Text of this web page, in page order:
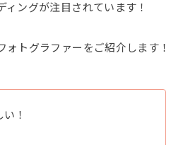
ングが注目されています！
トグラファーをご紹介します！
！